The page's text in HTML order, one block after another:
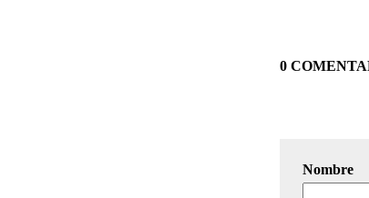
0
Nombre